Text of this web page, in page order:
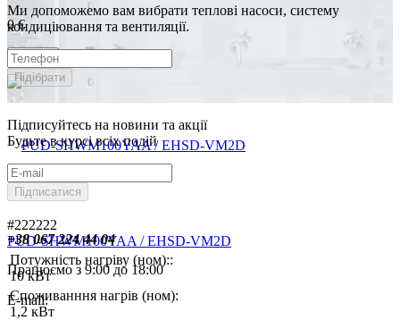
0 €
Купити
#222222
PUD-SHWM100YAA / EHSD-VM2D
Потужність нагріву (ном)::
10 кВт
Споживанння нагрів (ном):
1,2 кВт
Ми допоможемо вам вибрати теплові насоси, систему
кондиціювання та вентиляції.
Підібрати
Підписуйтесь на новини та акції
Будьте в курсі всіх подій
Підписатися
+38 067 224 44 04
Працюємо з 9:00 до 18:00
E-mail: